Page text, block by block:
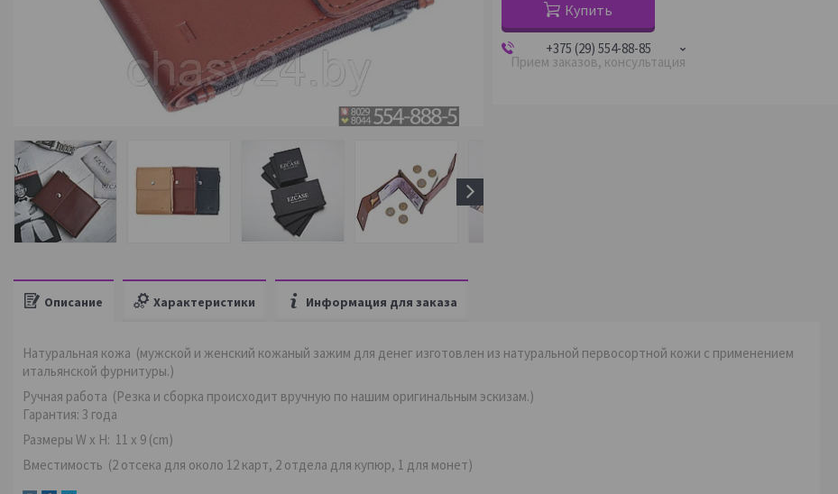
Купить
+375 (29) 554-88-85
Прием заказов, консультация
Описание Характеристики Информация для заказа
Натуральная кожа (мужской и женский кожаный зажим для денег изготовлен из натуральной первосортной кожи с применением
итальянской фурнитуры.)
Ручная работа (Резка и сборка происходит вручную по нашим оригинальным эскизам.)
Гарантия: 3 года
Размеры W x H: 11 x 9 (cm)
Вместимость (2 отсека для около 12 карт, 2 отдела для купюр, 1 для монет)